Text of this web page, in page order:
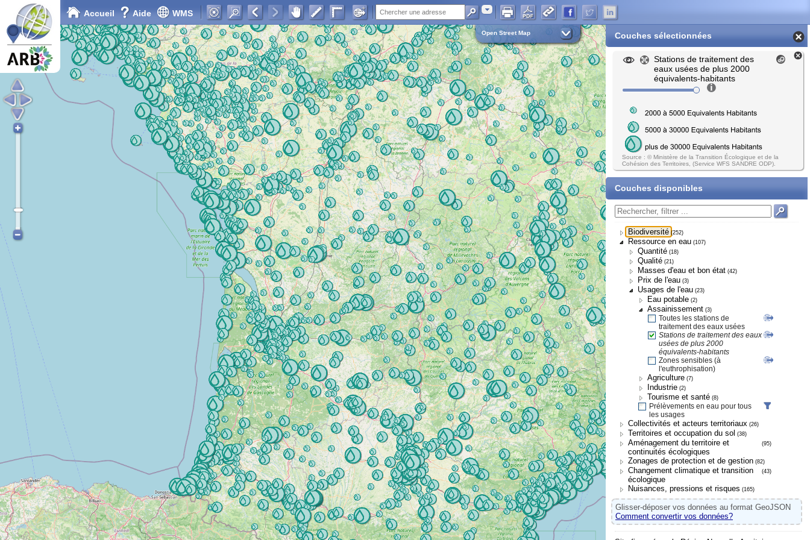
Accueil Aide WMS Adresse
Open Street Map Couches sélectionnées
Stations de traitement des
eaux usées de plus 2000
équivalents-habitants
Source : © Ministère de la Transition Écologique et de la
Cohésion des Territoires, (Service WFS SANDRE ODP).
Couches disponibles
Biodiversité (252)
Ressource en eau (107)
Quantité (18)
Qualité (21)
Masses d'eau et bon état (42)
Prix de l'eau (3)
Usages de l'eau (23)
Eau potable (2)
Assainissement (3)
Toutes les stations de
traitement des eaux usées
Stations de traitement des eaux
usées de plus 2000
équivalents-habitants
Zones sensibles (à
l'euthrophisation)
Agriculture (7)
Industrie (2)
Tourisme et santé (8)
Prélèvements en eau pour tous
les usages
Collectivités et acteurs territoriaux (26)
Territoires et occupation du sol (38)
Aménagement du territoire et
continuités écologiques
(95)
Zonages de protection et de gestion (82)
Changement climatique et transition
écologique
(43)
Nuisances, pressions et risques (165)
Glisser-déposer vos données au format GeoJSON
Comment convertir vos données?